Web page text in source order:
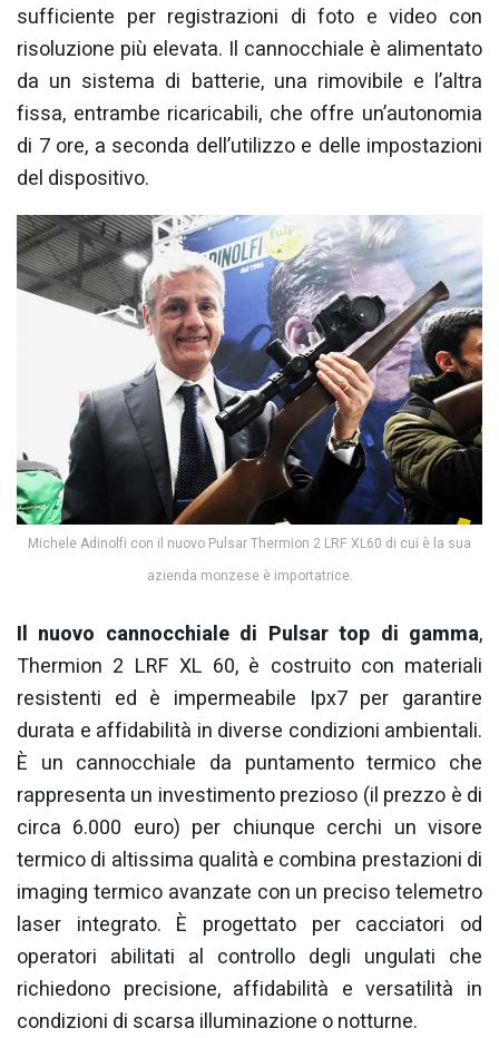
sufficiente per registrazioni di foto e video con
risoluzione più elevata. Il cannocchiale è alimentato
da un sistema di batterie, una rimovibile e l’altra
fissa, entrambe ricaricabili, che offre un’autonomia
di 7 ore, a seconda dell’utilizzo e delle impostazioni
del dispositivo.
Michele Adinolfi con il nuovo Pulsar Thermion 2 LRF XL60 di cui è la sua
azienda monzese è importatrice.
Il nuovo cannocchiale di Pulsar top di gamma,
Thermion 2 LRF XL 60, è costruito con materiali
resistenti ed è impermeabile Ipx7 per garantire
durata e affidabilità in diverse condizioni ambientali.
È un cannocchiale da puntamento termico che
rappresenta un investimento prezioso (il prezzo è di
circa 6.000 euro) per chiunque cerchi un visore
termico di altissima qualità e combina prestazioni di
imaging termico avanzate con un preciso telemetro
laser integrato. È progettato per cacciatori od
operatori abilitati al controllo degli ungulati che
richiedono precisione, affidabilità e versatilità in
condizioni di scarsa illuminazione o notturne.